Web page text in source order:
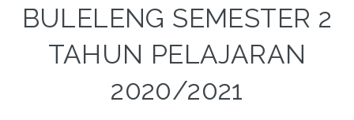
BULELENG SEMESTER 2
TAHUN PELAJARAN
2020/2021